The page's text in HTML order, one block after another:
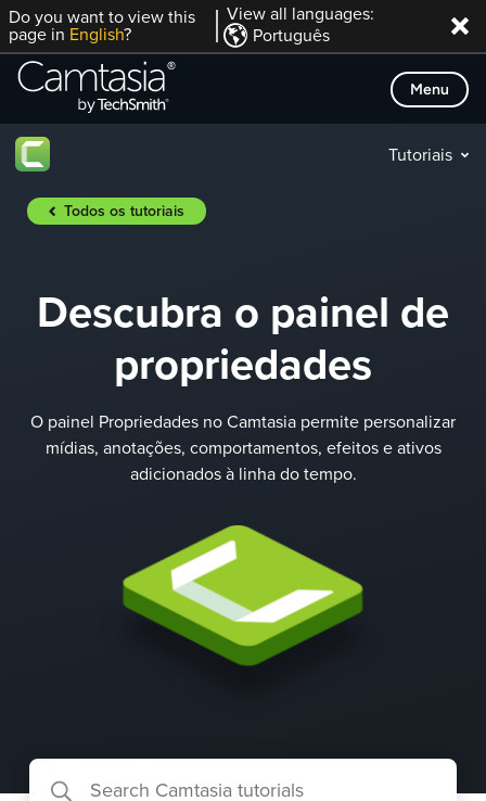
Skip
to
content
Do you want to view this
page in English?
View all languages:
Português
Menu
Tutoriais
Todos os tutoriais
Descubra o painel de
propriedades
O painel Propriedades no Camtasia permite personalizar
mídias, anotações, comportamentos, efeitos e ativos
adicionados à linha do tempo.